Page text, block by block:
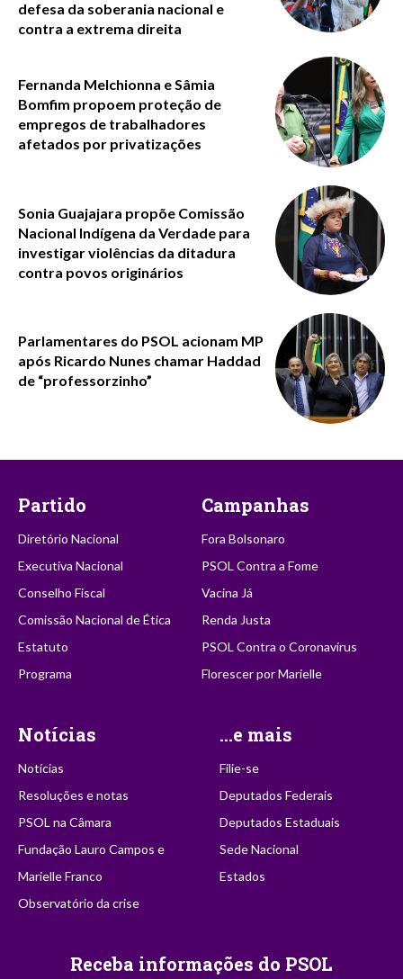
defesa da soberania nacional e
contra a extrema direita
Fernanda Melchionna e Sâmia
Bomfim propoem proteção de
empregos de trabalhadores
afetados por privatizações
Sonia Guajajara propõe Comissão
Nacional Indígena da Verdade para
investigar violências da ditadura
contra povos originários
Parlamentares do PSOL acionam MP
após Ricardo Nunes chamar Haddad
de “professorzinho”
Partido
Diretório Nacional
Executiva Nacional
Conselho Fiscal
Comissão Nacional de Ética
Estatuto
Programa
Campanhas
Fora Bolsonaro
PSOL Contra a Fome
Vacina Já
Renda Justa
PSOL Contra o Coronavírus
Florescer por Marielle
Notícias
Notícias
Resoluções e notas
PSOL na Câmara
Fundação Lauro Campos e
Marielle Franco
Observatório da crise
...e mais
Filie-se
Deputados Federais
Deputados Estaduais
Sede Nacional
Estados
Receba informações do PSOL